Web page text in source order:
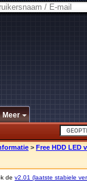
Meer
> Free HDD LED
de v2.01 (laatste stabiele